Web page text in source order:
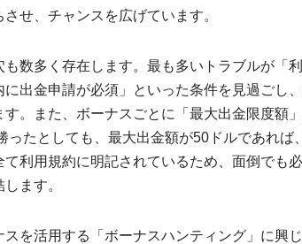
せ、チャンスを広げています。
数多く存在します。最も多いトラブルが「
出金申請が必須」といった条件を見過ごし
。また、ボーナスごとに「最大出金限度額
ったとしても、最大出金額が50ドルであれば
利用規約に明記されているため、面倒でも
ます。
を活用する「ボーナスハンティング」に興